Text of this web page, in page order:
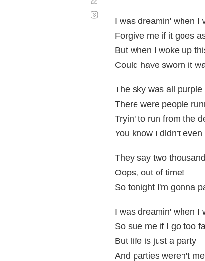
I was dreamin' when I
Forgive me if it goes
But when I woke up
Could have sworn it
The sky was all purple
There were people
Tryin' to run from the
You know I didn't even
They say two
Oops, out of time!
So tonight I'm gonna
I was dreamin' when I
So sue me if I go too
But life is just a party
And parties weren't
automático